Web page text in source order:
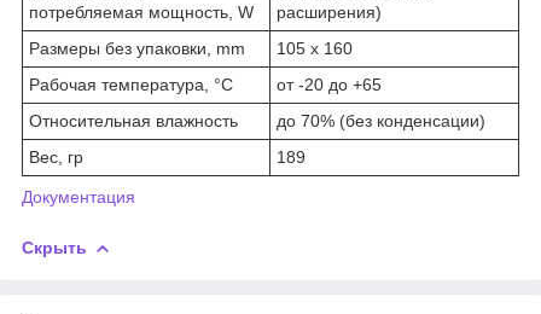
потребляемая мощность, W
расширения)
Размеры без упаковки, mm
105 x 160
Рабочая температура, °С
от -20 до +65
Относительная влажность
до 70% (без конденсации)
Вес, гр
189
Документация
Скрыть